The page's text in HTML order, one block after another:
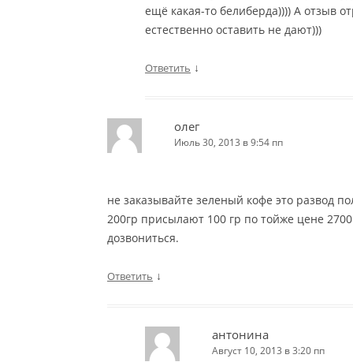
ещё какая-то белиберда)))) А отзыв
естественно оставить не дают)))
Ответить ↓
олег
Июль 30, 2013 в 9:54 пп
не заказывайте зеленый кофе это развод
200гр присылают 100 гр по тойже цене
дозвониться.
Ответить ↓
антонина
Август 10, 2013 в 3:20 пп